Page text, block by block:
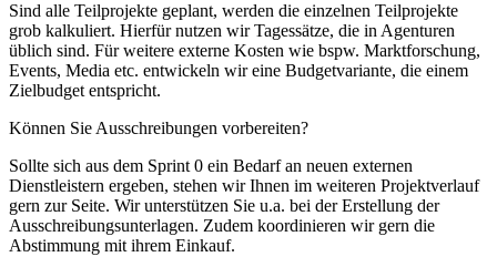
Sind alle Teilprojekte geplant, werden die einzelnen Teilprojekte
grob kalkuliert. Hierfür nutzen wir Tagessätze, die in Agenturen
üblich sind. Für weitere externe Kosten wie bspw. Marktforschung,
Events, Media etc. entwickeln wir eine Budgetvariante, die einem
Zielbudget entspricht.
Können Sie Ausschreibungen vorbereiten?
Sollte sich aus dem Sprint 0 ein Bedarf an neuen externen
Dienstleistern ergeben, stehen wir Ihnen im weiteren Projektverlauf
gern zur Seite. Wir unterstützen Sie u.a. bei der Erstellung der
Ausschreibungsunterlagen. Zudem koordinieren wir gern die
Abstimmung mit ihrem Einkauf.